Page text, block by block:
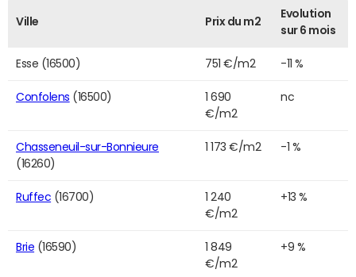
Ville Prix du m2
Evolution
sur 6 mois
Esse (16500) 751 €/m2 -11 %
Confolens (16500)
1 690
€/m2
nc
Chasseneuil-sur-Bonnieure
(16260)
1 173 €/m2 -1 %
Ruffec (16700)
1 240
€/m2
+13 %
Brie (16590)
1 849
€/m2
+9 %